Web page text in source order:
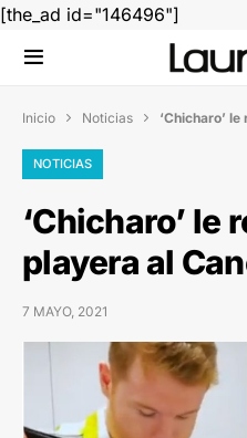
[the_ad id="146496"]
Inicio  Noticias  ‘Chicharo’
NOTICIAS
‘Chicharo’ le
playera al
7 MAYO, 2021